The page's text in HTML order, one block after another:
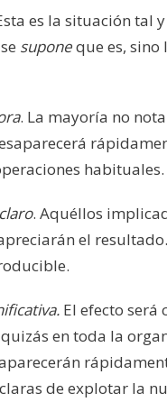
es la situación tal
suponeque es, sino
. La mayoría no
habituales.
. Aquéllos
el
El efecto será
en toda la
de explotar la